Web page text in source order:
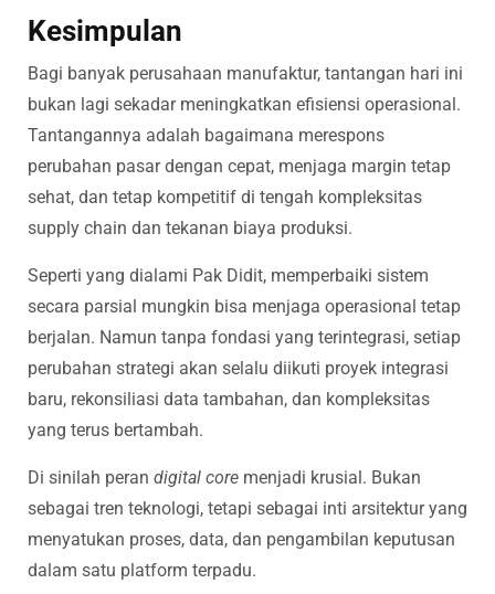
Kesimpulan
Bagi banyak perusahaan manufaktur, tantangan hari ini
bukan lagi sekadar meningkatkan efisiensi operasional.
Tantangannya adalah bagaimana merespons
perubahan pasar dengan cepat, menjaga margin tetap
sehat, dan tetap kompetitif di tengah kompleksitas
supply chain dan tekanan biaya produksi.
Seperti yang dialami Pak Didit, memperbaiki sistem
secara parsial mungkin bisa menjaga operasional tetap
berjalan. Namun tanpa fondasi yang terintegrasi, setiap
perubahan strategi akan selalu diikuti proyek integrasi
baru, rekonsiliasi data tambahan, dan kompleksitas
yang terus bertambah.
Di sinilah peran digital core menjadi krusial. Bukan
sebagai tren teknologi, tetapi sebagai inti arsitektur yang
menyatukan proses, data, dan pengambilan keputusan
dalam satu platform terpadu.